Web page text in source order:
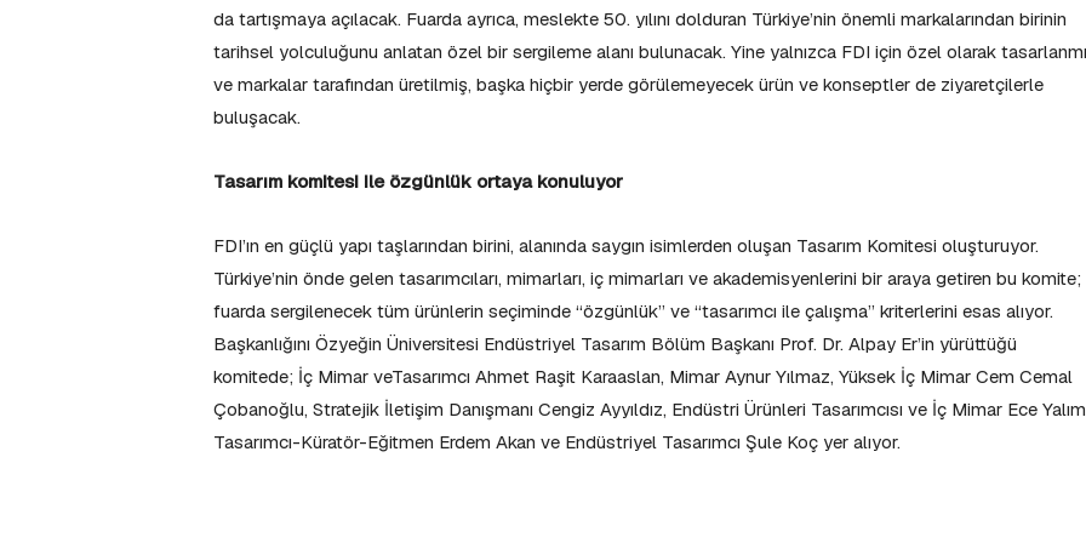
da tartışmaya açılacak. Fuarda ayrıca, meslekte 50. yılını dolduran Türkiye’nin önemli markalarından birinin
tarihsel yolculuğunu anlatan özel bir sergileme alanı bulunacak. Yine yalnızca FDI için özel olarak
ve markalar tarafından üretilmiş, başka hiçbir yerde görülemeyecek ürün ve konseptler de ziyaretçilerle
buluşacak.
Tasarım komitesi ile özgünlük ortaya konuluyor
FDI’ın en güçlü yapı taşlarından birini, alanında saygın isimlerden oluşan Tasarım Komitesi oluşturuyor.
Türkiye’nin önde gelen tasarımcıları, mimarları, iç mimarları ve akademisyenlerini bir araya getiren bu komite;
fuarda sergilenecek tüm ürünlerin seçiminde “özgünlük” ve “tasarımcı ile çalışma” kriterlerini esas alıyor.
Başkanlığını Özyeğin Üniversitesi Endüstriyel Tasarım Bölüm Başkanı Prof. Dr. Alpay Er’in yürüttüğü
komitede; İç Mimar veTasarımcı Ahmet Raşit Karaaslan, Mimar Aynur Yılmaz, Yüksek İç Mimar Cem Cemal
Çobanoğlu, Stratejik İletişim Danışmanı Cengiz Ayyıldız, Endüstri Ürünleri Tasarımcısı ve İç Mimar Ece
Tasarımcı-Küratör-Eğitmen Erdem Akan ve Endüstriyel Tasarımcı Şule Koç yer alıyor.